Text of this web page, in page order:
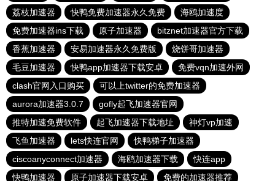
荔枝加速器
快鸭免费加速器永久免费
海鸥加速度
免费加速器ins下载
原子加速器
bitznet加速器官方下载
香蕉加速器
安易加速器永久免费版
烧饼哥加速器
毛豆加速器
快鸭app加速器下载安卓
免费vqn加速外网
clash官网入口购买
可以上twitter的免费加速器
aurora加速器3.0.7
gofly起飞加速器官网
推特加速免费软件
起飞加速器下载地址
神灯vp加速
飞鱼加速器
lets快连官网
快鸭梯子加速器
ciscoanyconnect加速器
海鸥加速器下载
快连app
快鸭加速器
原子加速器下载安卓 免费的加速器推荐